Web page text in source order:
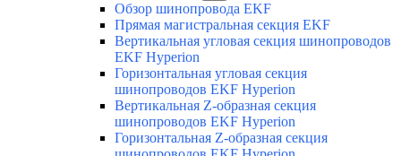
Обзор шинопровода EKF
Прямая магистральная секция EKF
Вертикальная угловая секция шинопроводов
EKF Hyperion
Горизонтальная угловая секция
шинопроводов EKF Hyperion
Вертикальная Z-образная секция
шинопроводов EKF Hyperion
Горизонтальная Z-образная секция